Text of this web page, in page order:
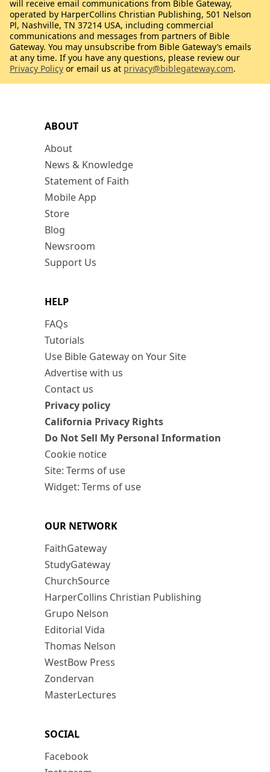
ABOUT
About
News & Knowledge
Statement of Faith
Mobile App
Store
Blog
Newsroom
Support Us
HELP
FAQs
Tutorials
Use Bible Gateway on Your Site
Advertise with us
Contact us
Privacy policy
California Privacy Rights
Do Not Sell My Personal Information
Cookie notice
Site: Terms of use
Widget: Terms of use
OUR NETWORK
FaithGateway
StudyGateway
ChurchSource
HarperCollins Christian Publishing
Grupo Nelson
Editorial Vida
Thomas Nelson
WestBow Press
Zondervan
MasterLectures
SOCIAL
Facebook
will receive email communications from Bible Gateway,
operated by HarperCollins Christian Publishing, 501 Nelson
Pl, Nashville, TN 37214 USA, including commercial
communications and messages from partners of Bible
Gateway. You may unsubscribe from Bible Gateway’s emails
at any time. If you have any questions, please review our
Privacy Policy or email us at privacy@biblegateway.com.